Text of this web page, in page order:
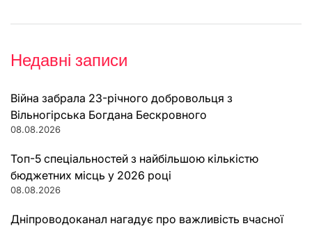
Недавні записи
Війна забрала 23-річного добровольця з
Вільногірська Богдана Бескровного
08.08.2026
Топ-5 спеціальностей з найбільшою кількістю
бюджетних місць у 2026 році
08.08.2026
Дніпроводоканал нагадує про важливість вчасної